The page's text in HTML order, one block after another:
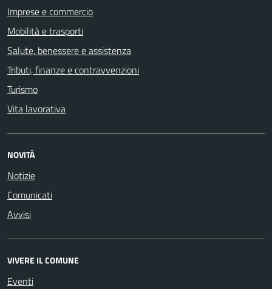
Imprese e commercio
Mobilità e trasporti
Salute, benessere e assistenza
Tributi, finanze e contravvenzioni
Turismo
Vita lavorativa
NOVITÀ
Notizie
Comunicati
Avvisi
VIVERE IL COMUNE
Eventi